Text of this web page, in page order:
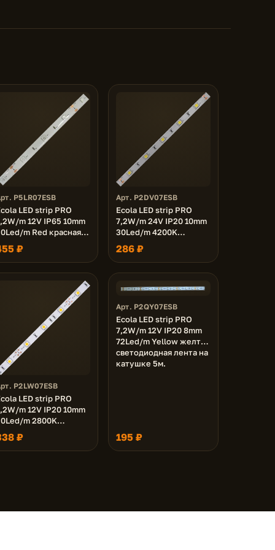
P5LR07ESB
LED strip PRO
m 12V IP65 10mm
m Red красная
лента на
5м.
₽
Арт. P2DV07ESB
Ecola LED strip PRO
7,2W/m 24V IP20 10mm
30Led/m 4200K
18Lm/LED 540Lm/m
светодиодная лента на
катушке 5м.
286 ₽
P2LW07ESB
LED strip PRO
m 12V IP20 10mm
m 2800K
LED 540Lm/m
лента на
5м.
₽
Арт. P2QY07ESB
Ecola LED strip PRO
7,2W/m 12V IP20 8mm
72Led/m Yellow желтая
светодиодная лента на
катушке 5м.
195 ₽